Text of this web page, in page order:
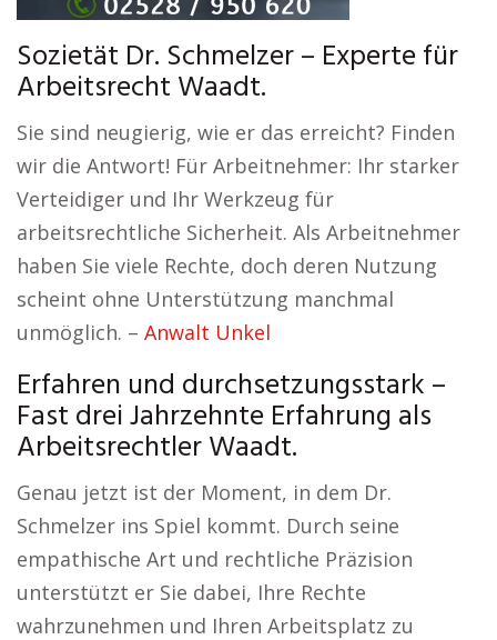
Sozietät Dr. Schmelzer – Experte für
Arbeitsrecht Waadt.
Sie sind neugierig, wie er das erreicht? Finden
wir die Antwort! Für Arbeitnehmer: Ihr starker
Verteidiger und Ihr Werkzeug für
arbeitsrechtliche Sicherheit. Als Arbeitnehmer
haben Sie viele Rechte, doch deren Nutzung
scheint ohne Unterstützung manchmal
unmöglich. – Anwalt Unkel
Erfahren und durchsetzungsstark –
Fast drei Jahrzehnte Erfahrung als
Arbeitsrechtler Waadt.
Genau jetzt ist der Moment, in dem Dr.
Schmelzer ins Spiel kommt. Durch seine
empathische Art und rechtliche Präzision
unterstützt er Sie dabei, Ihre Rechte
wahrzunehmen und Ihren Arbeitsplatz zu